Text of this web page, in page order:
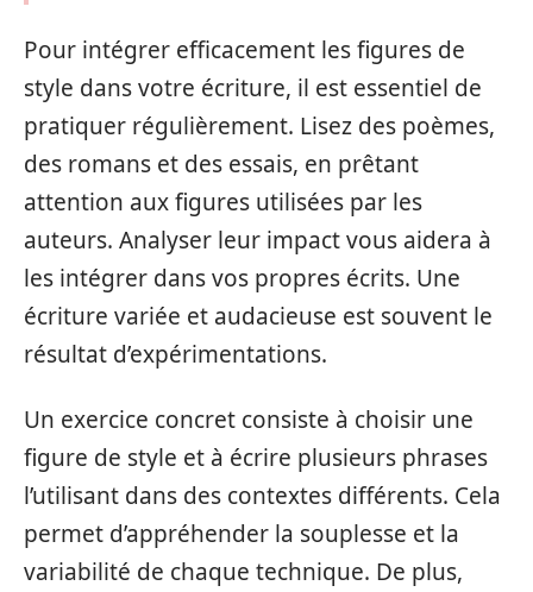
Pour intégrer efficacement les figures de
style dans votre écriture, il est essentiel de
pratiquer régulièrement. Lisez des poèmes,
des romans et des essais, en prêtant
attention aux figures utilisées par les
auteurs. Analyser leur impact vous aidera à
les intégrer dans vos propres écrits. Une
écriture variée et audacieuse est souvent le
résultat d’expérimentations.
Un exercice concret consiste à choisir une
figure de style et à écrire plusieurs phrases
l’utilisant dans des contextes différents. Cela
permet d’appréhender la souplesse et la
variabilité de chaque technique. De plus,